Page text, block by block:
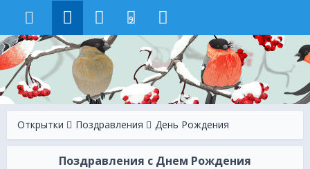
9
Открытки Поздравления День Рождения
Поздравления с Днем Рождения